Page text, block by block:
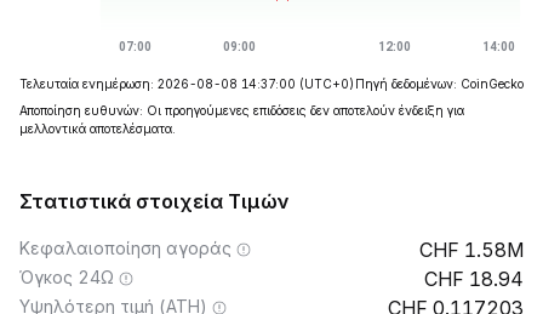
Τελευταία ενημέρωση: 2026-08-08 14:37:00 (UTC+0) Πηγή δεδομένων: CoinGecko
Αποποίηση ευθυνών: Οι προηγούμενες επιδόσεις δεν αποτελούν ένδειξη για
μελλοντικά αποτελέσματα.
Στατιστικά στοιχεία Τιμών
Κεφαλαιοποίηση αγοράς 1.58M
Όγκος 24Ω 18.94
Υψηλότερη τιμή (ATH) 0.117203